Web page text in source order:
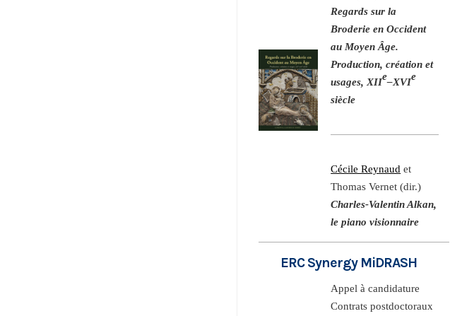
Regards sur la
Broderie en Occident
au Moyen Âge.
Production, création et
usages, XIIe–XVIe
siècle
Cécile Reynaud et
Thomas Vernet (dir.)
Charles-Valentin Alkan,
le piano visionnaire
ERC Synergy MiDRASH
Appel à candidature
Contrats postdoctoraux